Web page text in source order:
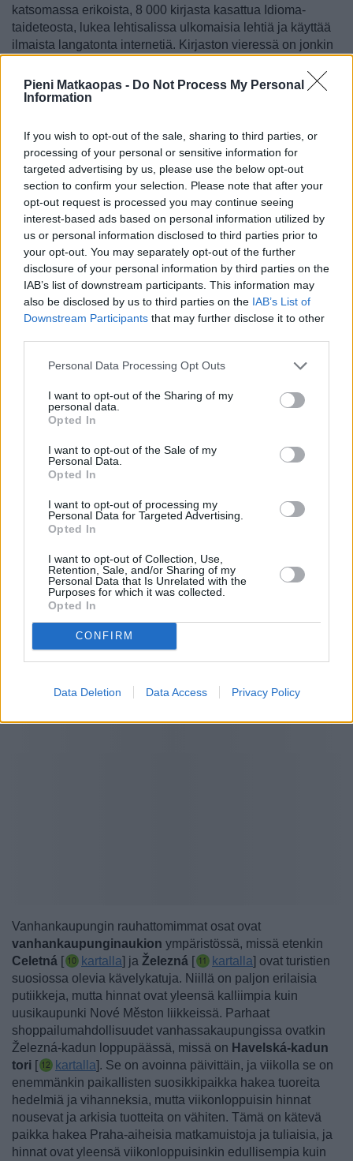
Pieni Matkaopas - Do Not Process My Personal
Information
If you wish to opt-out of the sale, sharing to third parties, or
processing of your personal or sensitive information for
targeted advertising by us, please use the below opt-out
section to confirm your selection. Please note that after your
opt-out request is processed you may continue seeing
interest-based ads based on personal information utilized by
us or personal information disclosed to third parties prior to
your opt-out. You may separately opt-out of the further
disclosure of your personal information by third parties on the
IAB’s list of downstream participants. This information may
also be disclosed by us to third parties on the IAB’s List of
Downstream Participants that may further disclose it to other
Personal Data Processing Opt Outs
I want to opt-out of the Sharing of my
personal data.
Opted In
I want to opt-out of the Sale of my
Personal Data.
Opted In
I want to opt-out of processing my
Personal Data for Targeted Advertising.
Opted In
I want to opt-out of Collection, Use,
Retention, Sale, and/or Sharing of my
Personal Data that Is Unrelated with the
Purposes for which it was collected.
Opted In
CONFIRM
Data Deletion Data Access Privacy Policy
katsomassa erikoista, 8 000 kirjasta kasattua Idioma-
taideteosta, lukea lehtisalissa ulkomaisia lehtiä ja käyttää
ilmaista langatonta internetiä. Kirjaston vieressä on jonkin
alueella, ja tällä on myös lukuisia kohtuuhintaisia baareja.
vanhankaupungin entinen getto [
kartalla]. Tämä on
kaupungin kauneimpia ja vierailluimpia osia, ja ajoittaisista
tungoksista huolimatta siellä on aina rauhallisen
kunnioittava tunnelma. Etenkin juutalaistaustaiset käyvät
täällä museoissa, hautausmaalla ja synagogissa, mutta
nämä ovat kalliita ja suosittuja paikkoja, joihin on paras
mennä viikolla aamupäivisin. Josefovin katuja on mukava
mittailla. Siellä on ravintoloita, joista vain osa on turisteille
suunnattuja.
Matkalla Rudolfinum -konserttisalilta [ kartalla
]
lähinnä Josefovin muutamalla kadulla, joiden pääpaikat
Kuitenkin myösAnežský klášter-luostari [ kartalla ] on
hyvä rauhallinen vierailupaikka, jossa on taidenäyttelyitä ja
Sivu jatkuu ilmoituksen jälkeen
Get Your Guide -sivustolta voit hankkia liput
Vanhankaupungin rauhattomimmat osat ovat
vanhankaupunginaukion ympäristössä, missä etenkin
Celetná [ kartalla] ja Železná [ kartalla] ovat turistien
suosiossa olevia kävelykatuja. Niillä on paljon erilaisia
putiikkeja, mutta hinnat ovat yleensä kalliimpia kuin
uusikaupunki Nové Měston liikkeissä. Parhaat
shoppailumahdollisuudet vanhassakaupungissa ovatkin
Železná-kadun loppupäässä, missä on Havelská-kadun
tori [ kartalla]. Se on avoinna päivittäin, ja viikolla se on
enemmänkin paikallisten suosikkipaikka hakea tuoreita
hedelmiä ja vihanneksia, mutta viikonloppuisin hinnat
nousevat ja arkisia tuotteita on vähiten. Tämä on kätevä
paikka hakea Praha-aiheisia matkamuistoja ja tuliaisia, ja
hinnat ovat yleensä viikonloppuisinkin edullisempia kuin